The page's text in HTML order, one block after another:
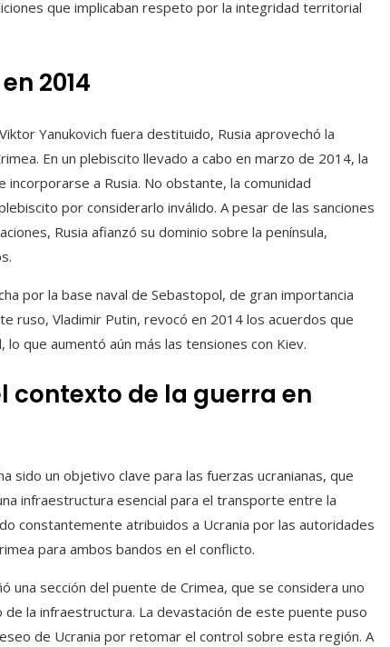
que implicaban respeto por la integridad territorial
2014
Yanukovich fuera destituido, Rusia aprovechó la
En un plebiscito llevado a cabo en marzo de 2014, la
a Rusia. No obstante, la comunidad
por considerarlo inválido. A pesar de las sanciones
Rusia afianzó su dominio sobre la península,
por la base naval de Sebastopol, de gran importancia
ruso, Vladimir Putin, revocó en 2014 los acuerdos que
que aumentó aún más las tensiones con Kiev.
contexto de la guerra en
sido un objetivo clave para las fuerzas ucranianas, que
infraestructura esencial para el transporte entre la
constantemente atribuidos a Ucrania por las autoridades
para ambos bandos en el conflicto.
sección del puente de Crimea, que se considera uno
la infraestructura. La devastación de este puente puso
de Ucrania por retomar el control sobre esta región. A